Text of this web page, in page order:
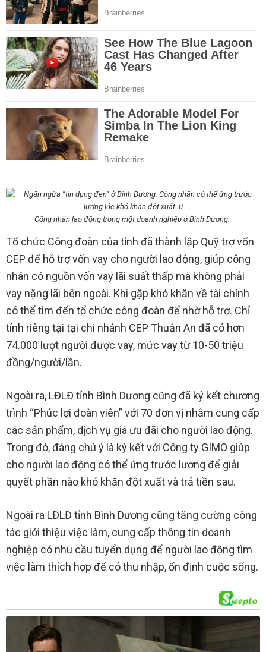
Công nhân lao động trong một doanh nghiệp ở Bình Dương.
Tổ chức Công đoàn của tỉnh đã thành lập Quỹ trợ vốn
CEP để hỗ trợ vốn vay cho người lao động, giúp công
nhân có nguồn vốn vay lãi suất thấp mà không phải
vay nặng lãi bên ngoài. Khi gặp khó khăn về tài chính
có thể tìm đến tổ chức công đoàn để nhờ hỗ trợ. Chỉ
tính riêng tại tại chi nhánh CEP Thuận An đã có hơn
74.000 lượt người được vay, mức vay từ 10-50 triệu
đồng/người/lần.
Ngoài ra, LĐLĐ tỉnh Bình Dương cũng đã ký kết chương
trình “Phúc lợi đoàn viên” với 70 đơn vị nhằm cung cấp
các sản phẩm, dịch vụ giá ưu đãi cho người lao động.
Trong đó, đáng chú ý là ký kết với Công ty GIMO giúp
cho người lao động có thể ứng trước lương để giải
quyết phần nào khó khăn đột xuất và trả tiền sau.
Ngoài ra LĐLĐ tỉnh Bình Dương cũng tăng cường công
tác giới thiệu việc làm, cung cấp thông tin doanh
nghiệp có nhu cầu tuyển dụng để người lao động tìm
việc làm thích hợp để có thu nhập, ổn định cuộc sống.